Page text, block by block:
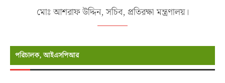
মোঃ আশরাফ উদ্দিন, সচিব, প্রতিরক্ষা মন্ত্রণালয়।
পরিচালক, আইএসপিআর